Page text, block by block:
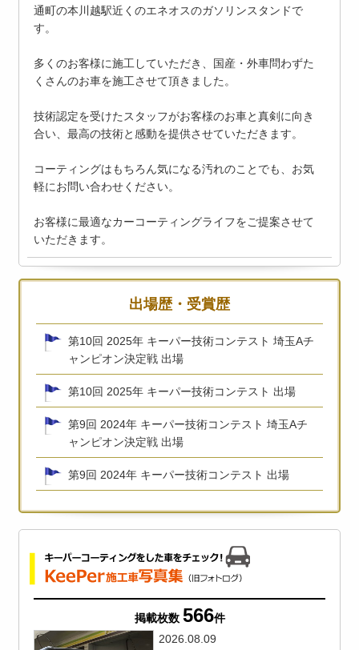
通町の本川越駅近くのエネオスのガソリンスタンドで
す。
多くのお客様に施工していただき、国産・外車問わずた
くさんのお車を施工させて頂きました。
技術認定を受けたスタッフがお客様のお車と真剣に向き
合い、最高の技術と感動を提供させていただきます。
コーティングはもちろん気になる汚れのことでも、お気
軽にお問い合わせください。
お客様に最適なカーコーティングライフをご提案させて
いただきます。
出場歴・受賞歴
第10回 2025年 キーパー技術コンテスト 埼玉Aチ
ャンピオン決定戦 出場
第10回 2025年 キーパー技術コンテスト 出場
第9回 2024年 キーパー技術コンテスト 埼玉Aチ
ャンピオン決定戦 出場
第9回 2024年 キーパー技術コンテスト 出場
掲載枚数 566件
2026.08.09